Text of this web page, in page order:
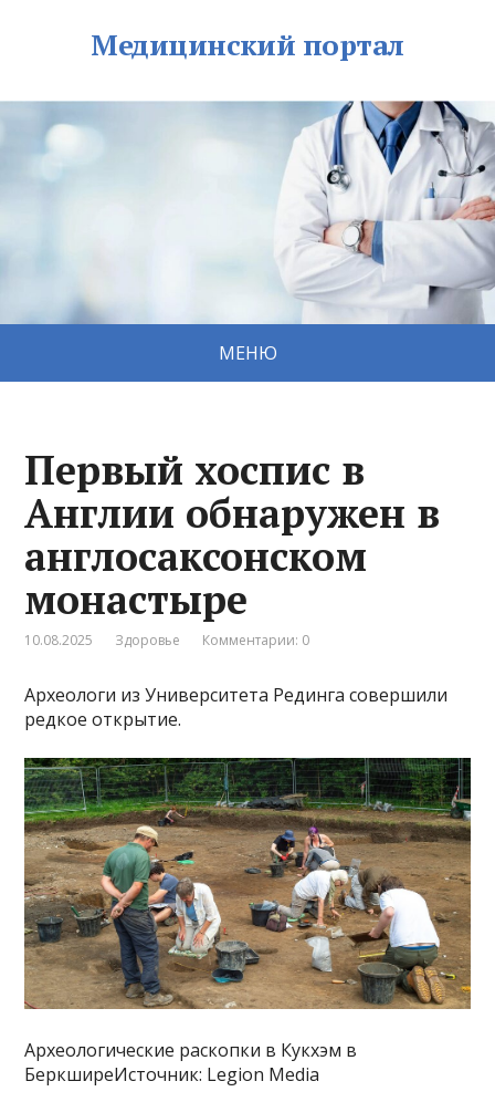
Медицинский портал
МЕНЮ
Первый хоспис в
Англии обнаружен в
англосаксонском
монастыре
10.08.2025 Здоровье Комментарии: 0
Археологи из Университета Рединга совершили
редкое открытие.
Археологические раскопки в Кукхэм в
БеркширеИсточник: Legion Media